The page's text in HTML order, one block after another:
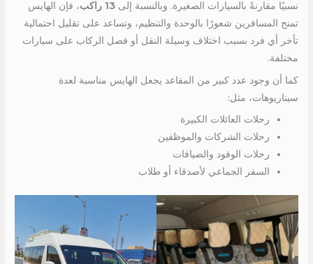
نسبيًا مقارنةً بالسيارات الصغيرة. وبالنسبة إلى13 راكب
، فإن الهايس
تمنح المسافرين شعورًا بالوحدة والتنظيم، وتساعد على تقليل احتمالية
تأخر أي فرد بسبب اختلاف وسيلة النقل أو فصل الركاب على سيارات
مختلفة.
كما أن وجود عدد كبير من المقاعد يجعل الهايس مناسبة لعدة
سيناريوهات، مثل:
رحلات العائلات الكبيرة
رحلات الشركات والموظفين
رحلات الوفود والضيافات
السفر الجماعي لأصدقاء أو طلاب